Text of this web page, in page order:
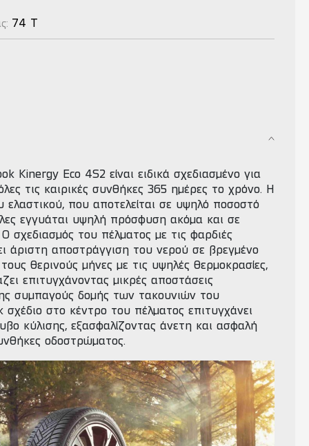
74 T
Kinergy Eco 4S2 είναι ειδικά σχεδιασμένο για
τις καιρικές συνθήκες 365 ημέρες το χρόνο. H
που αποτελείται σε υψηλό ποσοστό
εγγυάται υψηλή πρόσφυση ακόμα και σε
σχεδιασμός του πέλματος με τις φαρδιές
άριστη αποστράγγιση του νερού σε βρεγμένο
θερινούς μήνες με τις υψηλές θερμοκρασίες,
επιτυγχάνοντας μικρές αποστάσεις
συμπαγούς δομής των τακουνιών του
σχέδιο στο κέντρο του πέλματος επιτυγχάνει
κύλισης, εξασφαλίζοντας άνετη και ασφαλή
οδοστρώματος.